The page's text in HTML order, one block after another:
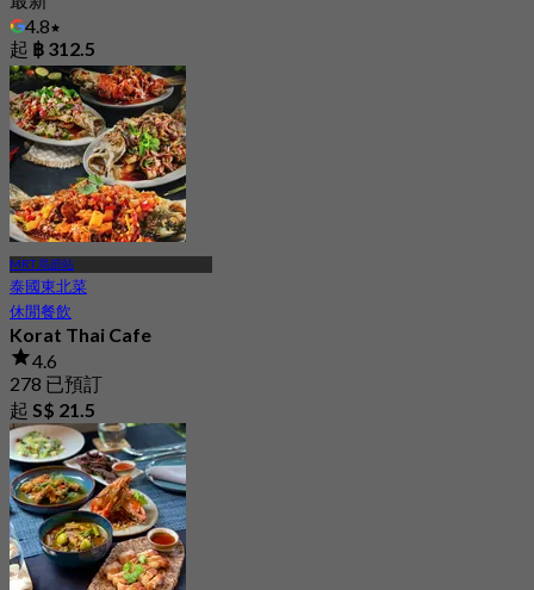
4.8
起 ฿ 312.5
MRT 烏節站
泰國東北菜
休閒餐飲
Korat Thai Cafe
4.6
278 已預訂
起 S$ 21.5